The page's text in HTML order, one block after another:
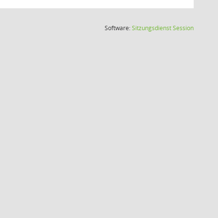
Software:SitzungsdienstSession(Wird in